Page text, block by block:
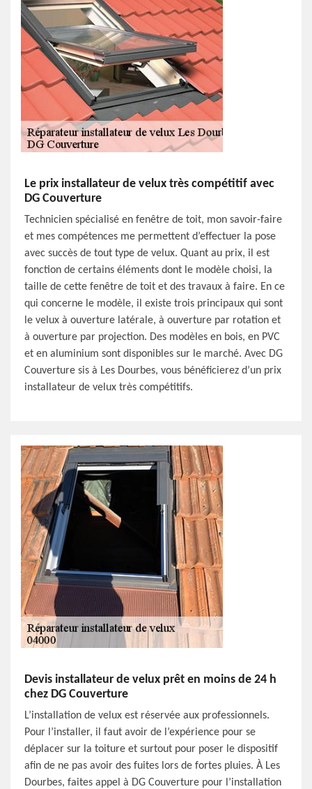
Le prix installateur de velux très compétitif avec
DG Couverture
Technicien spécialisé en fenêtre de toit, mon savoir-faire
et mes compétences me permettent d’effectuer la pose
avec succès de tout type de velux. Quant au prix, il est
fonction de certains éléments dont le modèle choisi, la
taille de cette fenêtre de toit et des travaux à faire. En ce
qui concerne le modèle, il existe trois principaux qui sont
le velux à ouverture latérale, à ouverture par rotation et
à ouverture par projection. Des modèles en bois, en PVC
et en aluminium sont disponibles sur le marché. Avec DG
Couverture sis à Les Dourbes, vous bénéficierez d’un prix
installateur de velux très compétitifs.
Devis installateur de velux prêt en moins de 24 h
chez DG Couverture
L’installation de velux est réservée aux professionnels.
Pour l’installer, il faut avoir de l’expérience pour se
déplacer sur la toiture et surtout pour poser le dispositif
afin de ne pas avoir des fuites lors de fortes pluies. À Les
Dourbes, faites appel à DG Couverture pour l’installation